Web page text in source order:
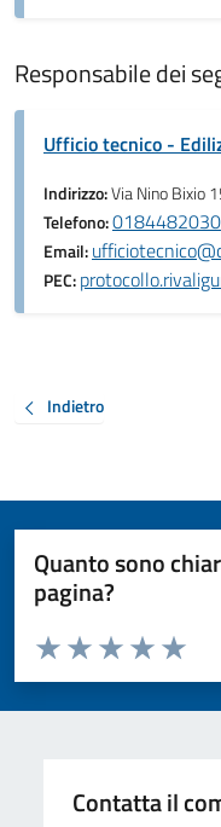
Responsabile dei
Ufficio tecnico -
Indirizzo:Via Nino Bixio
Telefono:0184482030
Email:
PEC:
Indietro
Quanto sono
pagina?
Valuta da 1 a 5 stelle la
Valuta
Valuta 4
Valuta 3 stelle
Valuta 2 stelle su 5
Valuta 1 stelle su 5
Contatta il